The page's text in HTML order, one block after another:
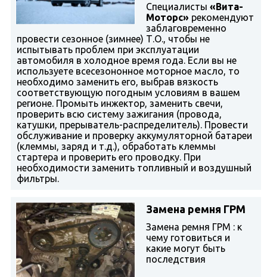
Специалисты «Вита-
Моторс» рекомендуют
заблаговременно
провести сезонное (зимнее) Т.О., чтобы не
испытывать проблем при эксплуатации
автомобиля в холодное время года. Если вы не
используете всесезононное моторное масло, то
необходимо заменить его, выбрав вязкость
соответствующую погодным условиям в вашем
регионе. Промыть инжектор, заменить свечи,
проверить всю систему зажигания (провода,
катушки, прерыватель-распределитель). Провести
обслуживание и проверку аккумуляторной батареи
(клеммы, заряд и т.д.), обработать клеммы
стартера и проверить его проводку. При
необходимости заменить топливный и воздушный
фильтры.
Замена ремня ГРМ
Замена ремня ГРМ : к
чему готовиться и
какие могут быть
последствия